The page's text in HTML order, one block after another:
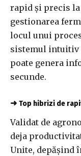
rapid și precis
gestionarea
locul unui
sistemul intuitiv
poate genera
secunde.
➜ Top hibrizi de
Validat de
deja
Unite, depășind